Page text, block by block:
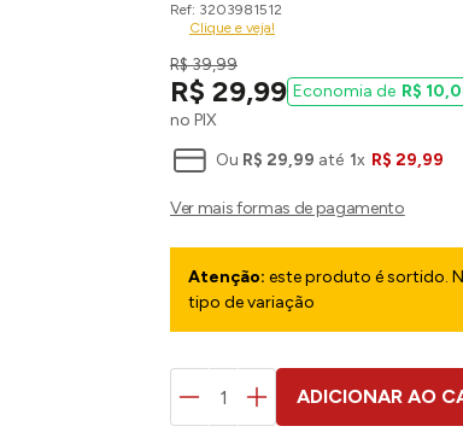
3203981512
Clique e veja!
R$39,99
R$ 29,99
no PIX
R$ 10,
Ou R$ 29,99 até 1x R$ 29,99
Atenção: este produto é sortido.
tipo de variação
ADICIONAR AO